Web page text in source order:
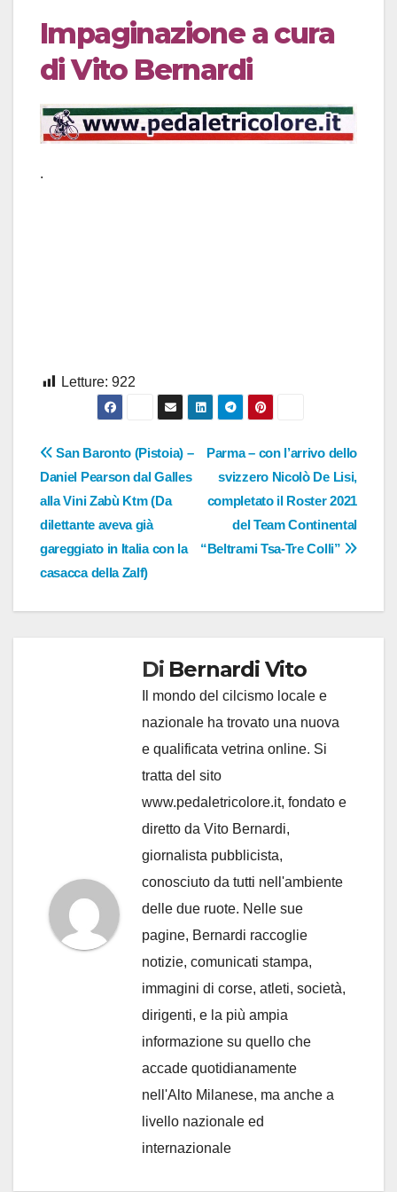
Impaginazione a cura
di Vito Bernardi
.
Letture: 922
Navigazione
articoli
Parma – con l’arrivo dello
svizzero Nicolò De Lisi,
completato il Roster 2021
del Team Continental
“Beltrami Tsa-Tre Colli”
San Baronto (Pistoia) –
Daniel Pearson dal Galles
alla Vini Zabù Ktm (Da
dilettante aveva già
gareggiato in Italia con la
casacca della Zalf)
Di Bernardi Vito
Il mondo del cilcismo locale e
nazionale ha trovato una nuova
e qualificata vetrina online. Si
tratta del sito
www.pedaletricolore.it, fondato e
diretto da Vito Bernardi,
giornalista pubblicista,
conosciuto da tutti nell'ambiente
delle due ruote. Nelle sue
pagine, Bernardi raccoglie
notizie, comunicati stampa,
immagini di corse, atleti, società,
dirigenti, e la più ampia
informazione su quello che
accade quotidianamente
nell'Alto Milanese, ma anche a
livello nazionale ed
internazionale